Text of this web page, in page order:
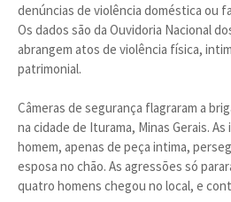
denúncias de violência doméstica ou
Os dados são da Ouvidoria Nacional
abrangem atos de violência física,
patrimonial.
Câmeras de segurança flagraram a
na cidade de Iturama, Minas Gerais.
homem, apenas de peça intima,
esposa no chão. As agressões só
quatro homens chegou no local, e